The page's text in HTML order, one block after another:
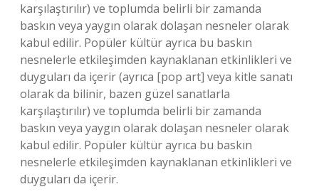
karşılaştırılır) ve toplumda belirli bir zamanda
baskın veya yaygın olarak dolaşan nesneler olarak
kabul edilir. Popüler kültür ayrıca bu baskın
nesnelerle etkileşimden kaynaklanan etkinlikleri ve
duyguları da içerir (ayrıca [pop art] veya kitle sanatı
olarak da bilinir, bazen güzel sanatlarla
karşılaştırılır) ve toplumda belirli bir zamanda
baskın veya yaygın olarak dolaşan nesneler olarak
kabul edilir. Popüler kültür ayrıca bu baskın
nesnelerle etkileşimden kaynaklanan etkinlikleri ve
duyguları da içerir.